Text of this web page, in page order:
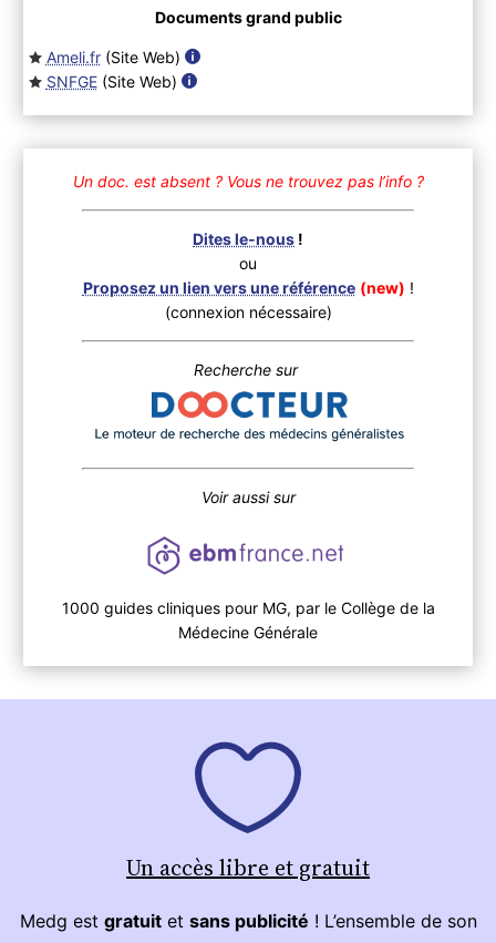
Documents grand public
Ameli.fr(Site Web)
SNFGE(Site Web)
Un doc. est absent ? Vous ne trouvez pas l’info ?
Dites le-nous !
ou
Proposez un lien vers une référence (new) !
(connexion nécessaire)
Recherche sur
Voir aussi sur
1000 guides cliniques pour MG, par le Collège de la
Médecine Générale
Un accès libre et gratuit
Medg est gratuitet sans publicité ! L’ensemble de son